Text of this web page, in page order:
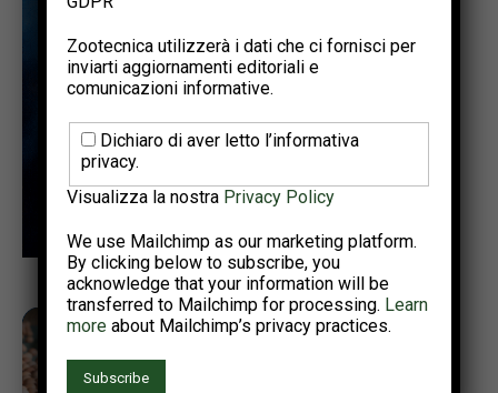
Zootecnica utilizzerà i dati che ci fornisci per
inviarti aggiornamenti editoriali e
comunicazioni informative.
Dichiaro di aver letto l’informativa
privacy.
Visualizza la nostra Privacy Policy
We use Mailchimp as our marketing platform.
By clicking below to subscribe, you
acknowledge that your information will be
transferred to Mailchimp for processing. Learn
more about Mailchimp’s privacy practices.